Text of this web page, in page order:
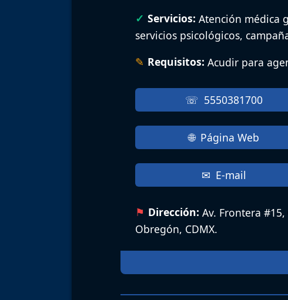
Servicios: Atención médica
servicios psicológicos,
Requisitos: Acudir para
5550381700
Página Web
E-mail
Dirección: Av. Frontera #15,
Obregón, CDMX.